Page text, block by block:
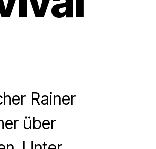
Rainer
über